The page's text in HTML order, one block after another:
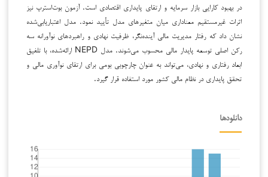
در بهبود کارایی بازار سرمایه و ارتقای پایداری اقتصادی است. آزمون بوت‌استرپ نیز
اثرات غیرمستقیم معناداری میان متغیرهای مدل تأیید نمود. مدل اعتباریابی‌شده
نشان داد که رفتار مدیریت مالی آینده‌نگر، ظرفیت نهادی و راهبردهای نوآورانه سه
رکن اصلی توسعه پایدار مالی محسوب می‌شوند. مدل NEPD ارائه‌شده، با تلفیق
ابعاد رفتاری و نهادی، می‌تواند به عنوان چارچوبی بومی برای ارتقای نوآوری مالی و
تحقق پایداری در نظام مالی کشور مورد استفاده قرار گیرد.
دانلودها